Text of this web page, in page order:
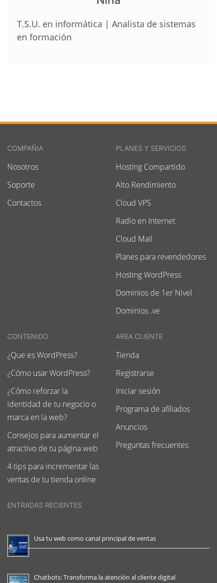
T.S.U. en informática | Analista de sistemas
en formación
COMPAÑIA
Nosotros
Soporte
Contactos
PLANES Y SERVICIOS
Hosting Compartido
Alto Rendimiento
Cloud VPS
Radio en Internet
Cloud Mail
Planes para revendedores
Hosting WordPress
Dominios de 1er Nivel
Dominios .ve
CONTENIDO
¿Que es WordPress?
¿Cómo usar WordPress?
¿Cómo reforzar la
identidad de tu negocio o
marca en la web?
Consejos para aumentar el
atractivo de tu página web
4 tips para incrementar las
ventas de tu tienda online
AREA CLIENTE
Tienda
Registrarse
Iniciar sesión
Programa de afiliados
Anuncios
Preguntas frecuentes
ENTRADAS RECIENTES
Usa tu web como canal principal de ventas
Chatbots: Transforma la atención al cliente digital